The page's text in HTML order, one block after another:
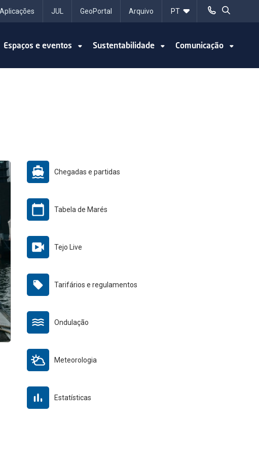
JUL GeoPortal Arquivo
Espaços e eventos Sustentabilidade Comunicação
Chegadas e partidas
Tabela de Marés
Tejo Live
Tarifários e regulamentos
Ondulação
Meteorologia
Estatísticas